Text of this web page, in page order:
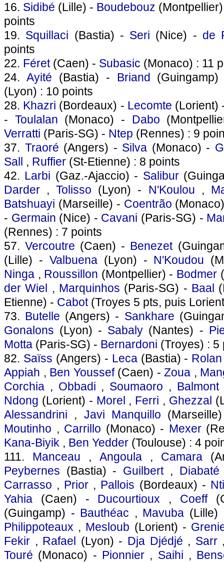
16. Sidibé (Lille) - Boudebouz
points
19. Squillaci (Bastia) - Seri (Nice) - de
points
22. Féret(Caen) - Subasic (Monaco) : 11
24. Ayité (Bastia) - Briand
(Lyon) : 10 points
28. Khazri (Bordeaux) - Lecomte (Lorient)
- Toulalan (Monaco) - Dabo
Verratti (Paris-SG) - Ntep (Rennes) : 9
37. Traoré (Angers) - Silva (Monaco) -
Sall , Ruffier (St-Etienne) : 8 points
42. Larbi (Gaz.-Ajaccio) - Salibur
Darder ,Tolisso (Lyon) - N'Koulou ,
Batshuayi (Marseille) - Coentrão
- Germain (Nice) - Cavani (Paris-SG) -
(Rennes) : 7 points
57.Vercoutre (Caen) - Benezet
(Lille) - Valbuena(Lyon) - N'Koudou
Ninga , Roussillon (Montpellier) - Bodmer
der Wiel , Marquinhos (Paris-SG) - Baal
Etienne) - Cabot(Troyes 5 pts, puis
73. Butelle (Angers) - Sankhare
Gonalons (Lyon) - Sabaly (Nantes) -
Motta (Paris-SG) - Bernardoni (Troyes) : 5
82. Saïss (Angers) - Leca(Bastia) - Rolan
Appiah , Ben Youssef(Caen) - Zoua ,
Corchia , Obbadi , Soumaoro , Balmont
Ndong (Lorient) - Morel , Ferri , Ghezzal
Alessandrini , Javi Manquillo
Moutinho , Carrillo (Monaco) - Mexer
Kana-Biyik , Ben Yedder (Toulouse) : 4
111. Manceau , Angoula, Camara
Peybernes (Bastia) - Guilbert, Diabaté
Carrasso , Prior , Pallois (Bordeaux) -
Yahia (Caen) - Ducourtioux , Coeff
(Guingamp) - Bauthéac , Mavuba
Philippoteaux , Mesloub (Lorient) -
Fekir , Rafael (Lyon) - Dja Djédjé , Sarr
Touré (Monaco) - Pionnier , Saihi ,